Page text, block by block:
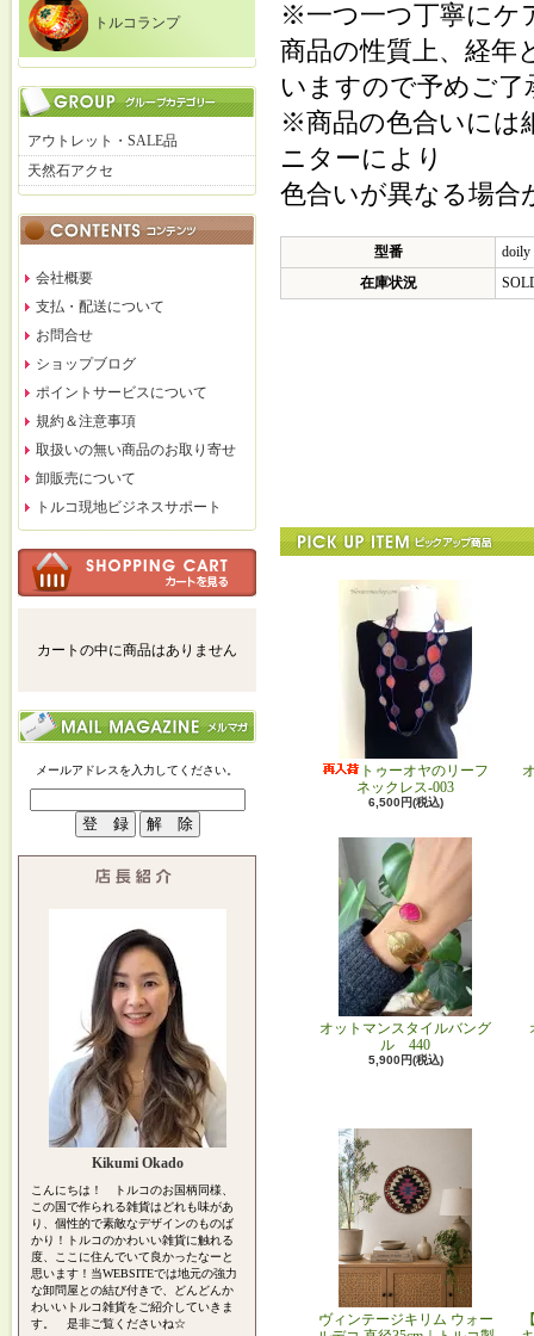
トルコランプ
アウトレット・SALE品
天然石アクセ
会社概要
支払・配送について
お問合せ
ショップブログ
ポイントサービスについて
規約＆注意事項
取扱いの無い商品のお取り寄せ
卸販売について
トルコ現地ビジネスサポート
カートの中に商品はありません
メールアドレスを入力してください。
Kikumi Okado
こんにちは！ トルコのお国柄同様、
この国で作られる雑貨はどれも味があ
り、個性的で素敵なデザインのものば
かり！トルコのかわいい雑貨に触れる
度、ここに住んでいて良かったなーと
思います！当WEBSITEでは地元の強力
な卸問屋との結び付きで、どんどんか
わいいトルコ雑貨をご紹介していきま
す。 是非ご覧くださいね☆
※一つ一つ丁寧にケ
商品の性質上、経年
いますので予めご
※商品の色合いには
ニターにより
色合いが異なる場合
型番
doily
在庫状況
トゥーオヤのリーフ
ネックレス-003
6,500円(税込)
オットマンスタイルバング
ル 440
5,900円(税込)
ヴィンテージキリム ウォー